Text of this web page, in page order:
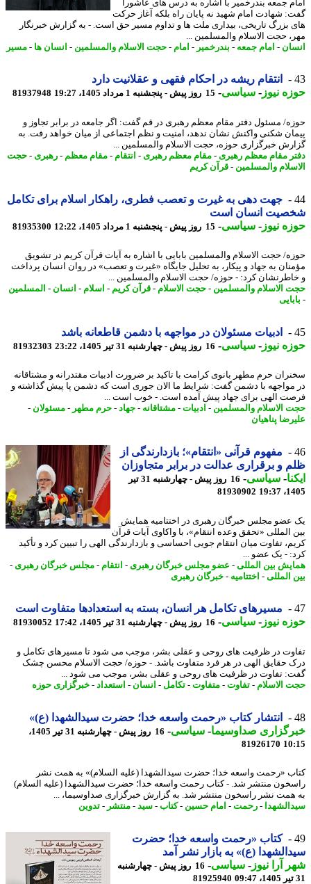
جمعه بندرخمیر با اشاره به درس های عاشورا
شهادت امام شهید نه پایان راه بلکه آغاز حرکت
بزرگ تاریخی، بیداری ملت ها و تداوم مسیر حق است. - به گزارش خبرنگار
حجت الاسلام والمسلمین ...
-امام جمعه-بندرخمیر-امام -حجت الاسلام والمسلمین-انسان ها- مسیر
انتقام ریشه در احکام فقهی و عقلانیت دارد
نیوز-سیاسی-15 روز پیش - پنجشنبه 1 مرداد 1405، 19:27 81937948
مسئول دفتر مقام معظم رهبری در قم گفت: اگر جامعه در برابر تجاوز و
شکنی واکنش نشان ندهد، امنیت و نظم اجتماعی از میان خواهد رفت. به
خبرگزاری حوزه، حجت الاسلام والمسلمین ...
مقام معظم رهبری- مقام معظم رهبری- انتقام-مقام معظم-رهبری- حجت
والمسلمین-قرآن کریم
جهت دهی به غیرت و تعصب فطری، راهکار اسلام برای تکامل
انسان است
نیوز-سیاسی-15 روز پیش - پنجشنبه 1 مرداد 1405، 12:22 81935300
حجت الاسلام والمسلمین بابایی با اشاره به آیات قرآن کریم در تشویق
به جهاد و پیکار، به تحلیل جایگاه «غیرت و تعصب» در روان انسان پرداخت
کرد: - حوزه/ حجت الاسلام والمسلمین ...
الاسلام والمسلمین-حجت الاسلام-قرآن کریم- اسلام-انسان-المسلمین
ادبیات مسئولان در مواجهه با دشمن قاطعانه باشد
نیوز-سیاسی-16 روز پیش - چهارشنبه 31 تیر 1405، 23:22 81932303
حرم مطهر بانوی کرامت با تاکید بر ضرورت ادبیات مقتدرانه و مشتاقانه
با دشمن گفت: شرایط ما الان جوری است که دشمن پا پیش گذاشته و
الهی برای جهاد پیش آمده است. - خوب است ...
الاسلام والمسلمین-ادبیات-مشتاقانه-جهاد -حرم مطهر-مسئولان-
پناهیان
مفهوم قرآنی «انتقام»؛ بازدارندگی از
و برقراری عدالت در برابر متجاوزان
-سیاسی-
16 روز پیش - چهارشنبه 31 تیر
81930902
مجلس خبرگان رهبری در اختتامیه همایش
المللی «تحقق وعده انتقام»، با واکاوی آیات قرآن
تفاوت میان انتقام جویی احساسی و بازدارندگی الهی را تبیین کرد و تأکید
- یک عضو ...
بین المللی-عضو مجلس خبرگان رهبری- انتقام-مجلس خبرگان رهبری-
المللی-اختتامیه-خبرگان رهبری
مسیرهای تکامل هر انسان، بسته به استعدادها متفاوت است
نیوز-سیاسی-16 روز پیش - چهارشنبه 31 تیر 1405، 17:42 81930052
در ظرفیت های روحی و عقلی بشر، موجب می شود تا مسیرهای تکامل و
حقایق الهی در هر فرد متفاوت باشد. - حوزه/ حجت الاسلام محسن چشک
تفاوت در ظرفیت های روحی و عقلی بشر، موجب می شود ...
الاسلام-تفاوت-متفاوت-تکامل-انسان-استعداد-خبرگزاری حوزه
انتشار کتاب «رحمت واسعه خدا؛ حضرت سیدالشهدا (ع)»
صداوسیما-سیاسی-
16 روز پیش - چهارشنبه 31 تیر 1405،
81926170
«رحمت واسعه خدا؛ حضرت سیدالشهدا (علیه السلام)» به همت نشر
منتشر شد. - کتاب رحمت واسعه خدا؛ حضرت سیدالشهدا (علیه السلام)
نشر راسخون منتشر شد. به گزارش خبرگزاری صداوسیما، ...
-رحمت-امام حسین-کتاب-سید -منتشر-تدوین
کتاب «رحمت واسعه خدا؛ حضرت
(ع)» به بازار نشر آمد
آرا نیوز-سیاسی-
16 روز پیش - چهارشنبه
81925940